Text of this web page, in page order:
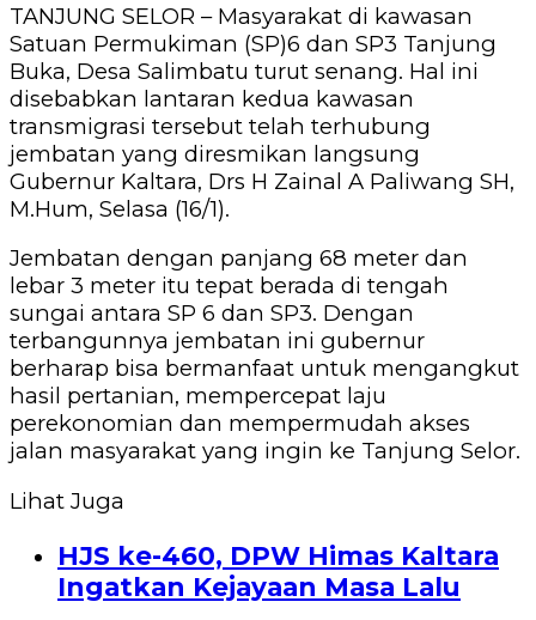
TANJUNG SELOR – Masyarakat di kawasan
Satuan Permukiman (SP)6 dan SP3 Tanjung
Buka, Desa Salimbatu turut senang. Hal ini
disebabkan lantaran kedua kawasan
transmigrasi tersebut telah terhubung
jembatan yang diresmikan langsung
Gubernur Kaltara, Drs H Zainal A Paliwang SH,
M.Hum, Selasa (16/1).
Jembatan dengan panjang 68 meter dan
lebar 3 meter itu tepat berada di tengah
sungai antara SP 6 dan SP3. Dengan
terbangunnya jembatan ini gubernur
berharap bisa bermanfaat untuk mengangkut
hasil pertanian, mempercepat laju
perekonomian dan mempermudah akses
jalan masyarakat yang ingin ke Tanjung Selor.
Lihat Juga
HJS ke-460, DPW Himas Kaltara
Ingatkan Kejayaan Masa Lalu